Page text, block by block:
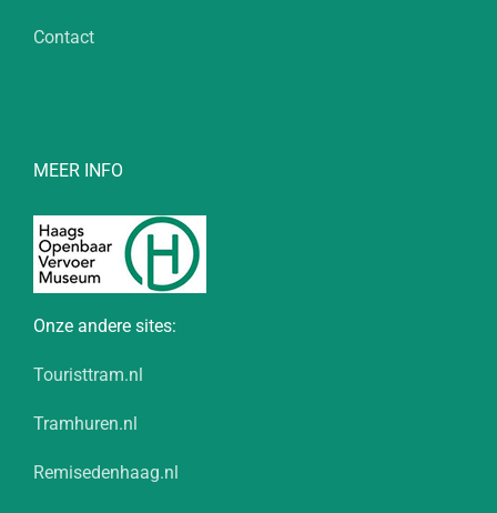
Contact
MEER INFO
Onze andere sites:
Touristtram.nl
Tramhuren.nl
Remisedenhaag.nl